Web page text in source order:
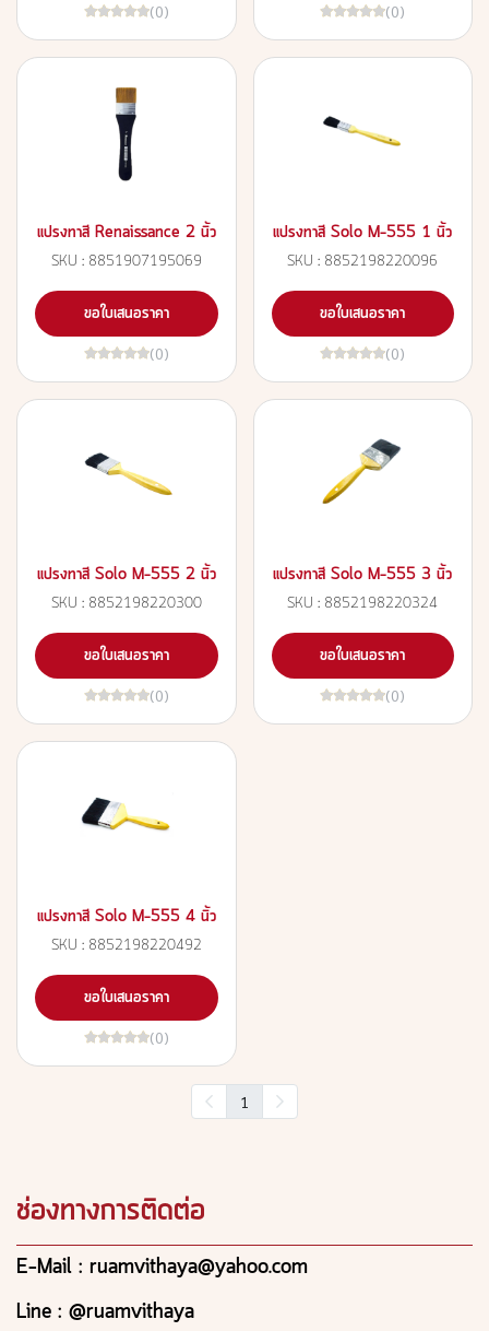
(0) (0)
แปรงทาสี Renaissance 2 นิ้ว
SKU : 8851907195069
ขอใบเสนอราคา
(0)
แปรงทาสี Solo M-555 1 นิ้ว
SKU : 8852198220096
ขอใบเสนอราคา
(0)
แปรงทาสี Solo M-555 2 นิ้ว
SKU : 8852198220300
ขอใบเสนอราคา
(0)
แปรงทาสี Solo M-555 3 นิ้ว
SKU : 8852198220324
ขอใบเสนอราคา
(0)
แปรงทาสี Solo M-555 4 นิ้ว
SKU : 8852198220492
ขอใบเสนอราคา
(0)
1
ช่องทางการติดต่อ
E-Mail : ruamvithaya@yahoo.com
Line : @ruamvithaya